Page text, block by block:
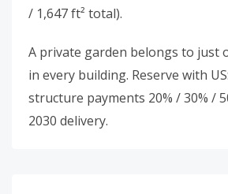
/ 1,647 ft² total).
A private garden belongs to just
in every building. Reserve with
structure payments 20% / 30% /
2030 delivery.